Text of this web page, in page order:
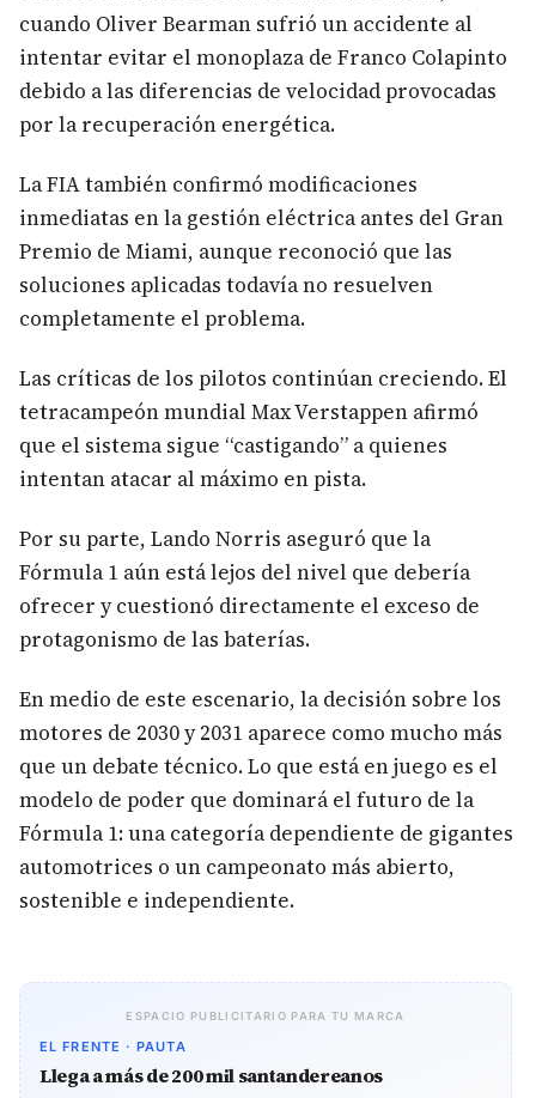
cuando Oliver Bearman sufrió un accidente al
intentar evitar el monoplaza de Franco Colapinto
debido a las diferencias de velocidad provocadas
por la recuperación energética.
La FIA también confirmó modificaciones
inmediatas en la gestión eléctrica antes del Gran
Premio de Miami, aunque reconoció que las
soluciones aplicadas todavía no resuelven
completamente el problema.
Las críticas de los pilotos continúan creciendo. El
tetracampeón mundial Max Verstappen afirmó
que el sistema sigue “castigando” a quienes
intentan atacar al máximo en pista.
Por su parte, Lando Norris aseguró que la
Fórmula 1 aún está lejos del nivel que debería
ofrecer y cuestionó directamente el exceso de
protagonismo de las baterías.
En medio de este escenario, la decisión sobre los
motores de 2030 y 2031 aparece como mucho más
que un debate técnico. Lo que está en juego es el
modelo de poder que dominará el futuro de la
Fórmula 1: una categoría dependiente de gigantes
automotrices o un campeonato más abierto,
sostenible e independiente.
ESPACIO PUBLICITARIO PARA TU MARCA
EL FRENTE · PAUTA
Llega a más de 200 mil santandereanos